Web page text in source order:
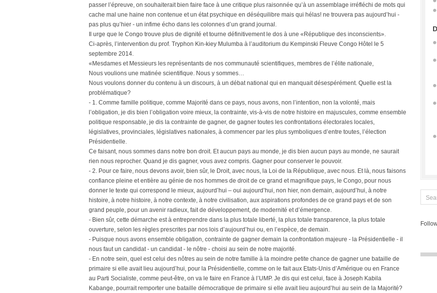
passer l’épreuve, on souhaiterait bien faire face à une critique plus raisonnée qu’à un assemblage irréfléchi de mots qui
cache mal une haine non contenue et un état psychique en déséquilibre mais qui hélas! ne trouvera pas aujourd’hui -
pas plus qu’hier - un infime écho dans les colonnes d’un grand journal.
Il urge que le Congo trouve plus de dignité et tourne définitivement le dos à une «République des inconscients».
Ci-après, l’intervention du prof. Tryphon Kin-kiey Mulumba à l’auditorium du Kempinski Fleuve Congo Hôtel le 5
septembre 2014.
«Mesdames et Messieurs les représentants de nos communauté scientifiques, membres de l’élite nationale,
Nous voulions une matinée scientifique. Nous y sommes…
Nous voulons donner du contenu à un discours, à un débat national qui en manquait désespérément. Quelle est la
problématique?
- 1. Comme famille politique, comme Majorité dans ce pays, nous avons, non l’intention, non la volonté, mais
l’obligation, je dis bien l’obligation voire mieux, la contrainte, vis-à-vis de notre histoire en majuscules, comme ensemble
politique responsable, je dis la contrainte de gagner, de gagner toutes les confrontations électorales locales,
législatives, provinciales, législatives nationales, à commencer par les plus symboliques d’entre toutes, l’élection
Présidentielle.
Ce faisant, nous sommes dans notre bon droit. Et aucun pays au monde, je dis bien aucun pays au monde, ne saurait
rien nous reprocher. Quand je dis gagner, vous avez compris. Gagner pour conserver le pouvoir.
- 2. Pour ce faire, nous devons avoir, bien sûr, le Droit, avec nous, la Loi de la République, avec nous. Et là, nous faisons
confiance pleine et entière au génie de nos hommes de droit de ce grand et magnifique pays, le Congo, pour nous
donner le texte qui correspond le mieux, aujourd’hui – oui aujourd’hui, non hier, non demain, aujourd’hui, à notre
histoire, à notre histoire, à notre contexte, à notre civilisation, aux aspirations profondes de ce grand pays et de son
grand peuple, pour un avenir radieux, fait de développement, de modernité et d’émergence.
- Bien sûr, cette démarche est à entreprendre dans la plus totale liberté, la plus totale transparence, la plus totale
ouverture, selon les règles prescrites par nos lois d’aujourd’hui ou, en l’espèce, de demain.
- Puisque nous avons ensemble obligation, contrainte de gagner demain la confrontation majeure - la Présidentielle - il
nous faut un candidat - un candidat - le nôtre - choisi au sein de notre majorité.
- En notre sein, quel est celui des nôtres au sein de notre famille à la moindre petite chance de gagner une bataille de
primaire si elle avait lieu aujourd’hui, pour la Présidentielle, comme on le fait aux Etats-Unis d’Amérique ou en France
au Parti Socialiste, comme peut-être, on va le faire en France à l’UMP. Je dis qui est celui, face à Joseph Kabila
Kabange, pourrait remporter une bataille démocratique de primaire si elle avait lieu aujourd’hui au sein de la Majorité?